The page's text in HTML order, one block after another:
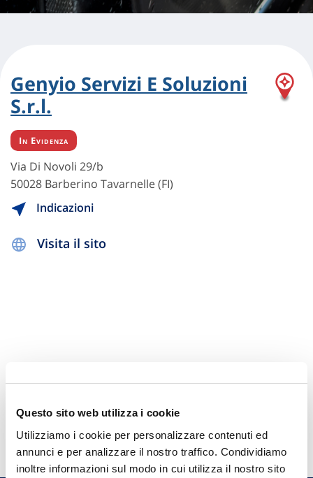
Questo sito web utilizza i cookie
Utilizziamo i cookie per personalizzare contenuti ed
annunci e per analizzare il nostro traffico. Condividiamo
inoltre informazioni sul modo in cui utilizza il nostro sito
Genyio Servizi E Soluzioni
S.r.l.
In Evidenza
Via Di Novoli 29/b
50028 Barberino Tavarnelle (FI)
Indicazioni
Visita il sito
Hai bisogno di
informazioni?
Trova l'Agenzia più vicina a te e parla con